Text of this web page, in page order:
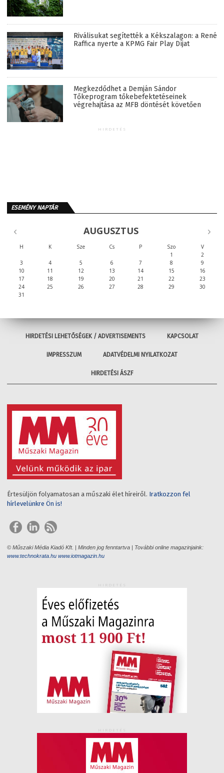
Riválisukat segítették a Kékszalagon: a René
Raffica nyerte a KPMG Fair Play Díjat
Megkezdődhet a Demján Sándor
Tőkeprogram tőkebefektetéseinek
végrehajtása az MFB döntését követően
HIRDETÉS
ESEMÉNY NAPTÁR
AUGUSZTUS
H K Sze Cs P Szo
V
1
2
3
4 5 6 7 8
9
10
11 12 13 14 15
16
17
18 19 20 21 22
23
24
25 26 27 28 29
30
31
HIRDETÉSI LEHETŐSÉGEK / ADVERTISEMENTS KAPCSOLAT
IMPRESSZUM ADATVÉDELMI NYILATKOZAT
HIRDETÉSI ÁSZF
Értesüljön folyamatosan a műszaki élet híreiről. Iratkozzon fel
hírlevelünkre Ön is!
© Műszaki Média Kiadó Kft. | Minden jog fenntartva | További online magazinjaink:
www.technokrata.hu www.iotmagazin.hu
HIRDETÉS
HIRDETÉS